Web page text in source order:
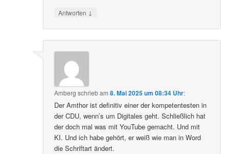
Antworten ↓
Amberg schriebam8. Mai 2025 um 08:34 Uhr:
Der Amthor ist definitiv einer der kompetentesten in
der CDU, wenn’s um Digitales geht. Schließlich hat
der doch mal was mit YouTube gemacht. Und mit
KI. Und ich habe gehört, er weiß wie man in Word
die Schriftart ändert.